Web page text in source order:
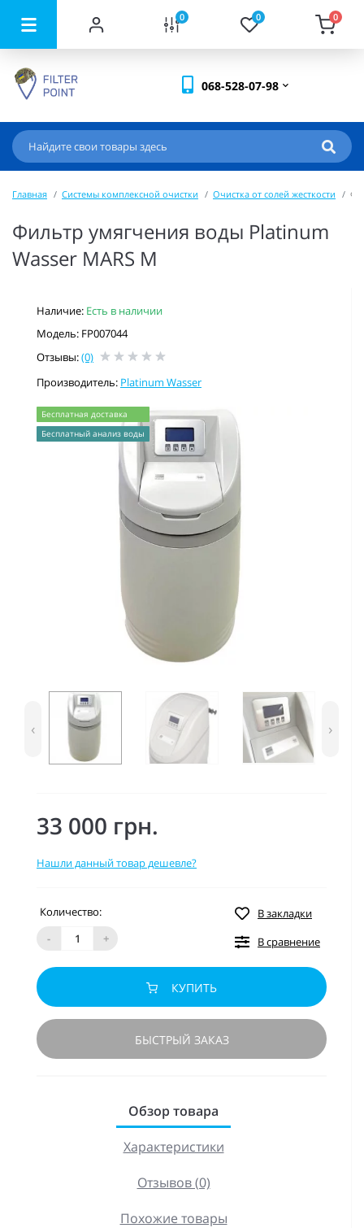
0 0 0
068-528-07-98
Главная Системы комплексной очистки Очистка от солей жесткости
Фильтр умягчения воды Platinum
Wasser MARS M
Наличие: Есть в наличии
Модель: FP007044
Отзывы:(0)
Производитель: Platinum Wasser
Бесплатная доставка
Бесплатный анализ воды
‹ ›
33 000 грн.
Нашли данный товар дешевле?
Количество:
-
+
В закладки
В сравнение
КУПИТЬ
БЫСТРЫЙ ЗАКАЗ
Обзор товара
Характеристики
Отзывов (0)
Похожие товары